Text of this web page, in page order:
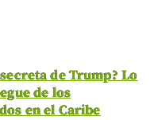
de Trump? Lo
de los
en el Caribe